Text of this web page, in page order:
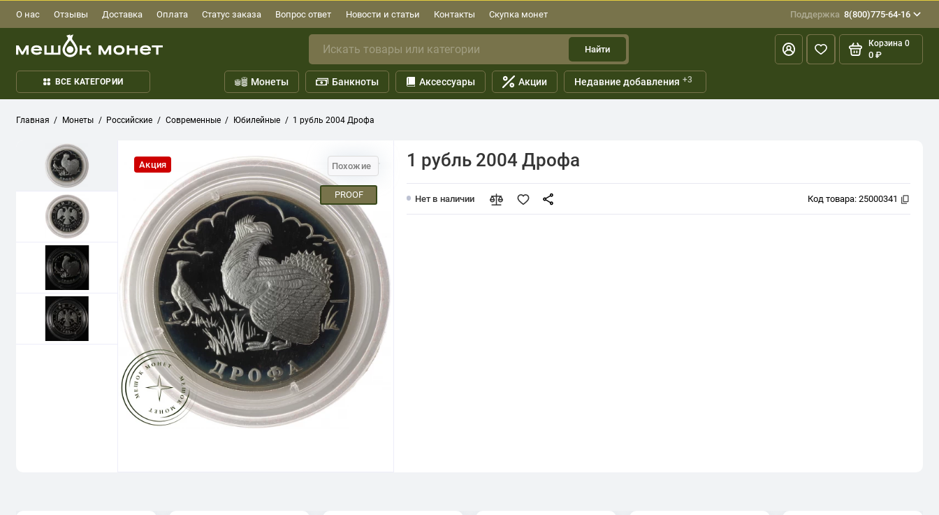
О нас Отзывы Доставка Оплата Статус заказа Вопрос ответ Новости и статьи Контакты Скупка монет Поддержка 8(800)775-64-16
Найти
Корзина 0
0 ₽
ВСЕ КАТЕГОРИИ Монеты Банкноты Аксессуары Акции Недавние добавления +3
Главная Монеты Российские Современные Юбилейные 1 рубль 2004 Дрофа
Похожие
PROOF
Акция 1 рубль 2004 Дрофа
Нет в наличии Код товара: 25000341